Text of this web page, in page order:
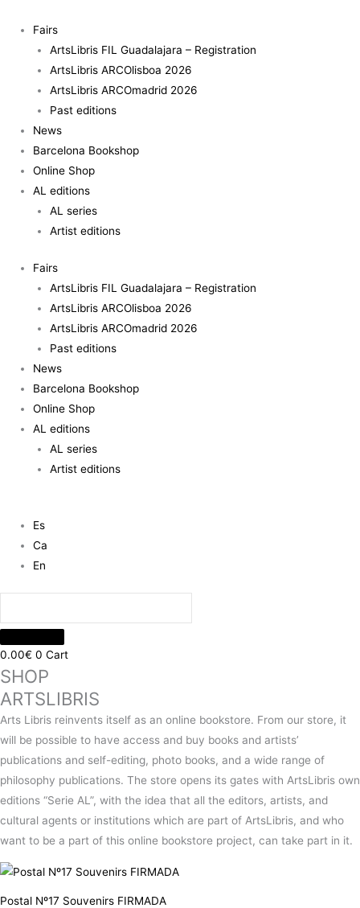
content
Fairs
ArtsLibris FIL Guadalajara – Registration
ArtsLibris ARCOlisboa 2026
ArtsLibris ARCOmadrid 2026
Past editions
News
Barcelona Bookshop
Online Shop
AL editions
AL series
Artist editions
Fairs
ArtsLibris FIL Guadalajara – Registration
ArtsLibris ARCOlisboa 2026
ArtsLibris ARCOmadrid 2026
Past editions
News
Barcelona Bookshop
Online Shop
AL editions
AL series
Artist editions
Es
Ca
En
0.00€ 0 Cart
SHOP
ARTSLIBRIS
Arts Libris reinvents itself as an online bookstore. From our store, it
will be possible to have access and buy books and artists’
publications and self-editing, photo books, and a wide range of
philosophy publications. The store opens its gates with ArtsLibris own
editions “Serie AL”, with the idea that all the editors, artists, and
cultural agents or institutions which are part of ArtsLibris, and who
want to be a part of this online bookstore project, can take part in it.
Postal Nº17 Souvenirs FIRMADA